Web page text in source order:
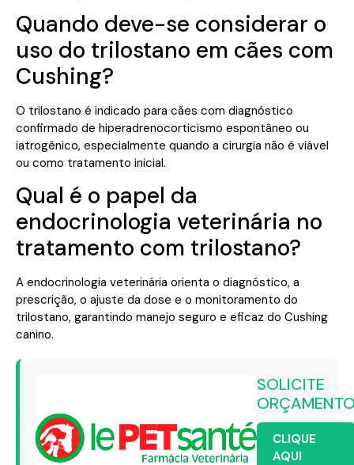
Quando deve-se considerar o
uso do trilostano em cães com
Cushing?
O trilostano é indicado para cães com diagnóstico
confirmado de hiperadrenocorticismo espontâneo ou
iatrogênico, especialmente quando a cirurgia não é viável
ou como tratamento inicial.
Qual é o papel da
endocrinologia veterinária no
tratamento com trilostano?
A endocrinologia veterinária orienta o diagnóstico, a
prescrição, o ajuste da dose e o monitoramento do
trilostano, garantindo manejo seguro e eficaz do Cushing
canino.
SOLICITE
CLIQUE
AQUI